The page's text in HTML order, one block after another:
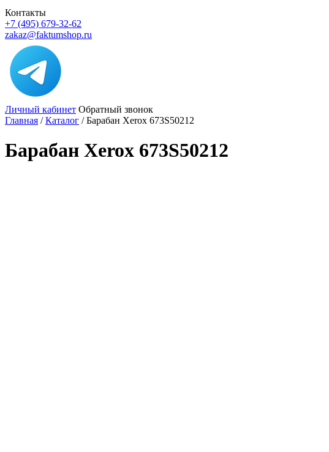
Контакты
+7 (495) 679-32-62
zakaz@faktumshop.ru
Личный кабинет Обратный звонок
Главная /Каталог /Барабан Xerox 673S50212
Барабан Xerox 673S50212